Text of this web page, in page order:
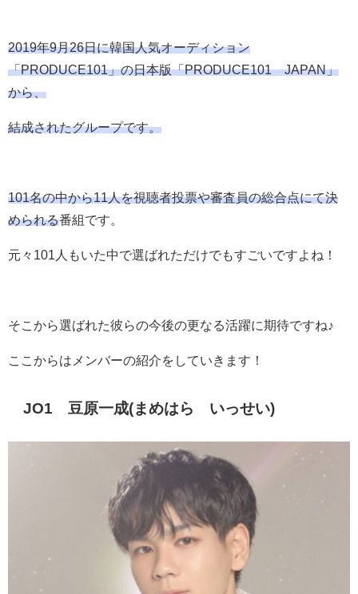
2019年9月26日に韓国人気オーディション
「PRODUCE101」の日本版「PRODUCE101 JAPAN」
から、
結成されたグループです。
101名の中から11人を視聴者投票や審査員の総合点にて決
められる番組です。
元々101人もいた中で選ばれただけでもすごいですよね！
そこから選ばれた彼らの今後の更なる活躍に期待ですね♪
ここからはメンバーの紹介をしていきます！
JO1 豆原一成(まめはら いっせい)